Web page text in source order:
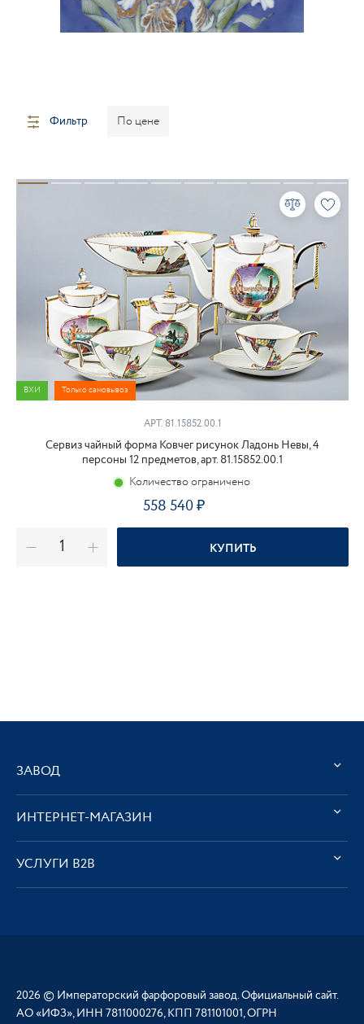
Фильтр По цене
ВХИ Только самовывоз
АРТ. 81.15852.00.1
Сервиз чайный форма Ковчег рисунок Ладонь Невы, 4
персоны 12 предметов, арт. 81.15852.00.1
Количество ограничено
558 540₽
КУПИТЬ
ЗАВОД
ИНТЕРНЕТ-МАГАЗИН
УСЛУГИ В2В
2026 © Императорский фарфоровый завод. Официальный сайт.
АО «ИФЗ», ИНН 7811000276, КПП 781101001, ОГРН